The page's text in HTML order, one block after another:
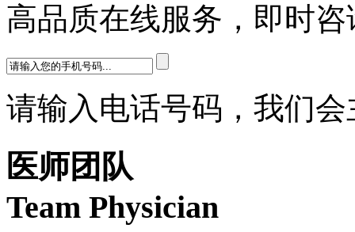
高品质在线服务，即时咨
请输入电话号码，我们
医师团队
Team Physician